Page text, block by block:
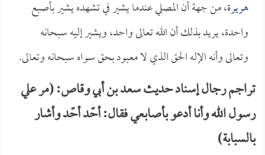
هريرة، من جهة أن المصلي عندما يشير في تشهده يشير بأصبع
واحدة، يريد بذلك أن الله تعالى واحد، ويشير إليه سبحانه
وتعالى وأنه الإله الحق الذي لا معبود بحق سواه سبحانه وتعالى.
تراجم رجال إسناد حديث سعد بن أبي وقاص: (مر علي
رسول الله وأنا أدعو بأصابعي فقال: أحّد أحّد وأشار
بالسبابة)